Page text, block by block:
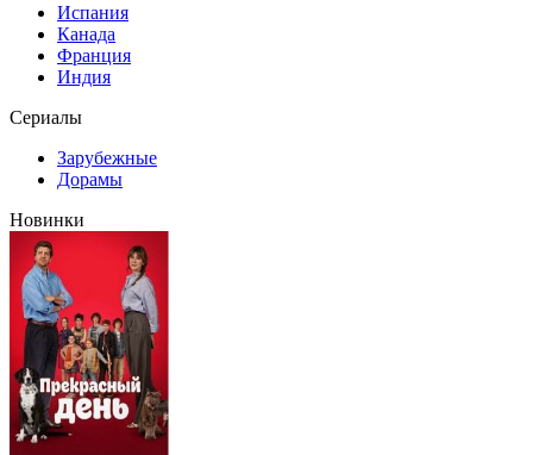
Испания
Канада
Франция
Индия
Сериалы
Зарубежные
Дорамы
Новинки